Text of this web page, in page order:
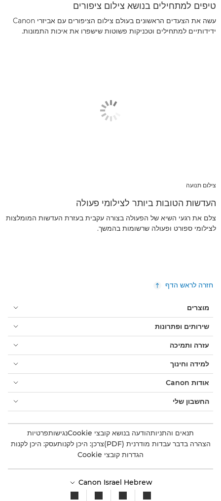
טיפים למתחילים בנושא צילום ציפורים
עשה את הצעדים הראשונים בעולם צילום הציפורים עם אביזרי Canon
ידידותיים למתחילים וטכניקות פשוטות שישפרו את איכות התמונות.
צילום תנועה
העדשות הטובות ביותר לצילומי פעולה
צלם את רגעי השיא של הפעולה בצורה עקבית בעזרת העדשות המומלצות
לצילומי ספורט ופעולה שרשומות בהמשך.
חזרה לראש הדף
מוצרים
שירותים ופתרונות
עזרה ותמיכה
למידה וחינוך
אודות Canon
החשבון שלי
תנאים והתניותהודעה בנושא קובצי Cookie נגישותפרטיות
הצהרה בדבר עבדות מודרנית (PDF)
צרכן: היכן לקנותעסק: היכן לקנות
הגדרות קובצי Cookie
Canon Israel Hebrew